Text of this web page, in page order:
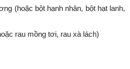
(hoặc bột hạnh nhân, bột hạt lanh,
rau mồng tơi, rau xà lách)